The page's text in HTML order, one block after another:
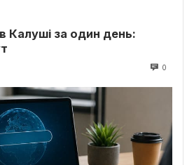
Калуші за один день:
0